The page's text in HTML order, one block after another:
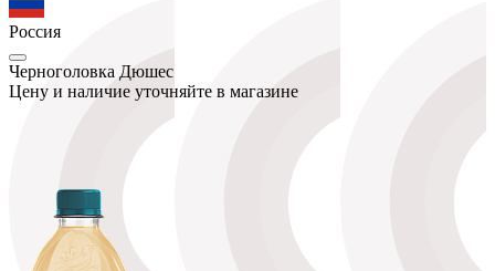
Россия
Черноголовка Дюшес
Цену и наличие уточняйте в магазине